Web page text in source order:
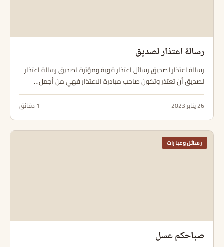
رسالة اعتذار لصديق
رسالة اعتذار لصديق رسائل اعتذار قوية ومؤثرة لصديق رسالة اعتذار
لصديق أن تعتذر وتكون صاحب مبادرة الاعتذار فهي من أجمل…
26 يناير 2023 1 دقائق
رسائل وعبارات
صباحكم عسل